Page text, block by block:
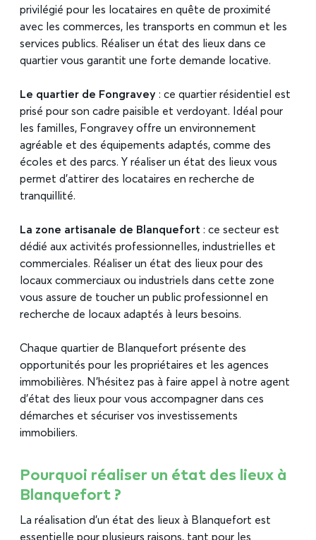
privilégié pour les locataires en quête de proximité
avec les commerces, les transports en commun et les
services publics. Réaliser un état des lieux dans ce
quartier vous garantit une forte demande locative.
Le quartier de Fongravey : ce quartier résidentiel est
prisé pour son cadre paisible et verdoyant. Idéal pour
les familles, Fongravey offre un environnement
agréable et des équipements adaptés, comme des
écoles et des parcs. Y réaliser un état des lieux vous
permet d’attirer des locataires en recherche de
tranquillité.
La zone artisanale de Blanquefort : ce secteur est
dédié aux activités professionnelles, industrielles et
commerciales. Réaliser un état des lieux pour des
locaux commerciaux ou industriels dans cette zone
vous assure de toucher un public professionnel en
recherche de locaux adaptés à leurs besoins.
Chaque quartier de Blanquefort présente des
opportunités pour les propriétaires et les agences
immobilières. N’hésitez pas à faire appel à notre agent
d’état des lieux pour vous accompagner dans ces
démarches et sécuriser vos investissements
immobiliers.
Pourquoi réaliser un état des lieux à
Blanquefort ?
La réalisation d’un état des lieux à Blanquefort est
essentielle pour plusieurs raisons, tant pour les